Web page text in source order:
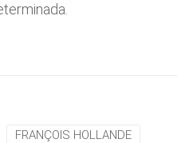
FRANÇOIS HOLLANDE